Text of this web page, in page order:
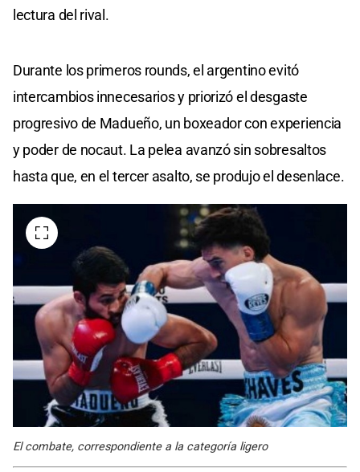
lectura del rival.
Durante los primeros rounds, el argentino evitó
intercambios innecesarios y priorizó el desgaste
progresivo de Madueño, un boxeador con experiencia
y poder de nocaut. La pelea avanzó sin sobresaltos
hasta que, en el tercer asalto, se produjo el desenlace.
El combate, correspondiente a la categoría ligero